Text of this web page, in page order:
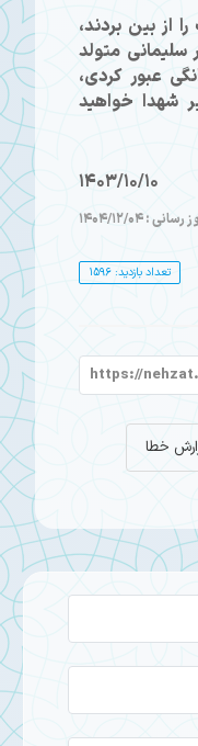
از بین بردند،
سلیمانی متولد
عبور کردی،
شهدا خواهید
1403/10/10
: 1404/12/04
تعداد بازدید: 1596
خطا